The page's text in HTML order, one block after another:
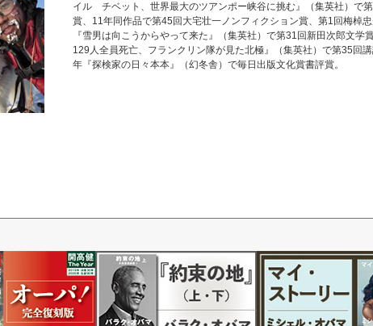
イル チベット、世界最大のツアンポー峡谷に挑む』（集英社）で
賞、11年同作品で第45回大宅壮一ノンフィクション賞、第1回梅棹
『雪男は向こうからやって来た』（集英社）で第31回新田次郎文学
129人全員死亡、フランクリン隊が見た北極』（集英社）で第35回
年『探検家の日々本本』（幻冬舎）で毎日出版文化賞書評賞。